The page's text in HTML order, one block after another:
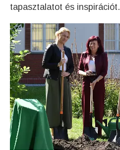
tapasztalatot és inspirációt.